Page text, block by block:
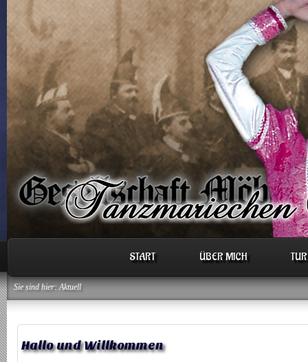
START ÜBER MICH
Sie sind hier: Aktuell
Hallo und Willkommen